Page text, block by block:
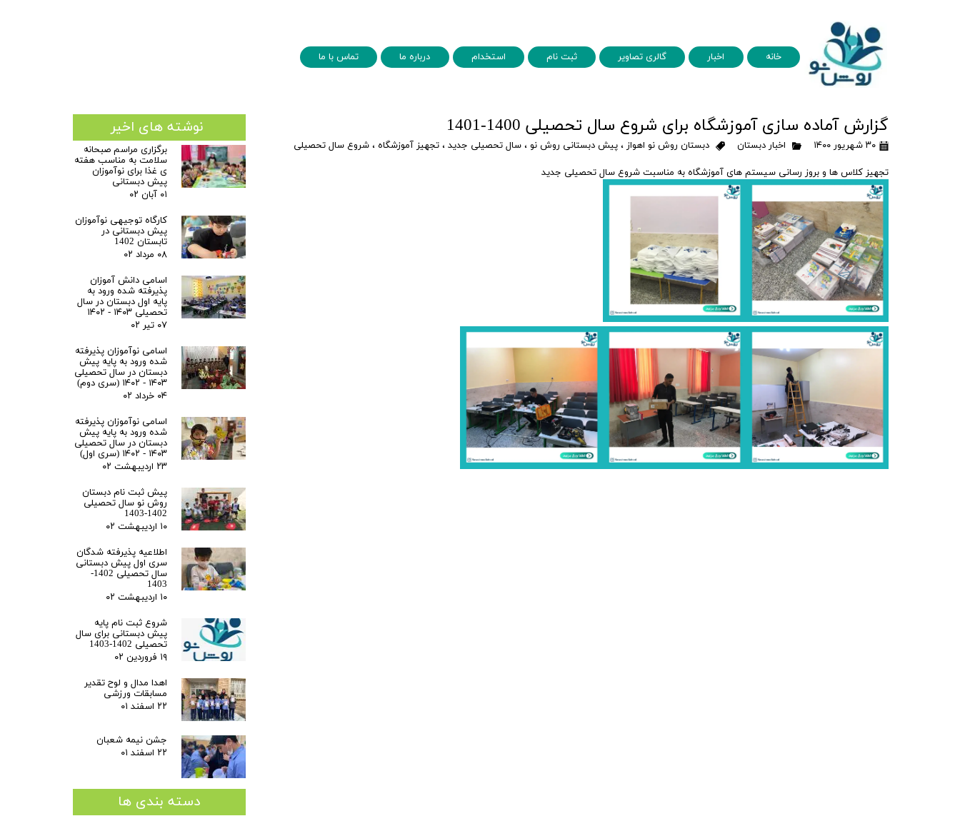
خانه اخبار گالری تصاویر ثبت نام استخدام درباره ما تماس با ما
گزارش آماده سازی آموزشگاه برای شروع سال تحصیلی 1400-1401
۳۰ شهریور ۱۴۰۰ اخبار دبستان دبستان روش نو اهواز ،پیش دبستانی روش نو ،سال تحصیلی جدید ،تجهیز آموزشگاه ،شروع سال تحصیلی
تجهیز کلاس ها و بروز رسانی سیستم های آموزشگاه به مناسبت شروع سال تحصیلی جدید
نوشته های اخیر
برگزاری مراسم صبحانه
سلامت به مناسب هفته
ی غذا برای نوآموزان
پیش دبستانی
۰۱ آبان ۰۲
کارگاه توجیهی نوآموزان
پیش دبستانی در
تابستان 1402
۰۸ مرداد ۰۲
اسامی دانش آموزان
پذیرفته شده ورود به
پایه اول دبستان در سال
تحصیلی ۱۴۰۳ - ۱۴۰۲
۰۷ تیر ۰۲
اسامی نوآموزان پذیرفته
شده ورود به پایه پیش
دبستان در سال تحصیلی
۱۴۰۳ - ۱۴۰۲ (سری دوم)
۰۴ خرداد ۰۲
اسامی نوآموزان پذیرفته
شده ورود به پایه پیش
دبستان در سال تحصیلی
۱۴۰۳ - ۱۴۰۲ (سری اول)
۲۳ اردیبهشت ۰۲
پیش ثبت نام دبستان
روش نو سال تحصیلی
1402-1403
۱۰ اردیبهشت ۰۲
اطلاعیه پذیرفته شدگان
سری اول پیش دبستانی
سال تحصیلی 1402-
1403
۱۰ اردیبهشت ۰۲
شروع ثبت نام پایه
پیش دبستانی برای سال
تحصیلی 1402-1403
۱۹ فروردین ۰۲
اهدا مدال و لوح تقدیر
مسابقات ورزشی
۲۲ اسفند ۰۱
جشن نیمه شعبان
۲۲ اسفند ۰۱
دسته بندی ها